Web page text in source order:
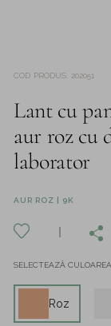
COD PRODUS 202051
Lant cu
aur roz cu
laborator
AUR ROZ | 9K
SELECTEAZĂ
Roz